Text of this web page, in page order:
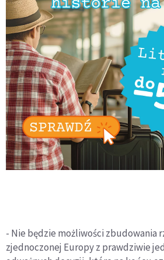
- Nie będzie możliwości zbudowania
zjednoczonej Europy z prawdziwie